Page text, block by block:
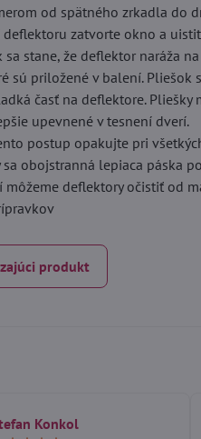
od spätného zrkadla do
deflektoru zatvorte okno a
sa stane, že deflektor naráža
sú priložené v balení. Pliešok
časť na deflektore.
upevnené v tesnení dverí.
postup opakujte pri
sa obojstranná lepiaca páska
môžeme deflektory očistiť od
produkt
Konkol